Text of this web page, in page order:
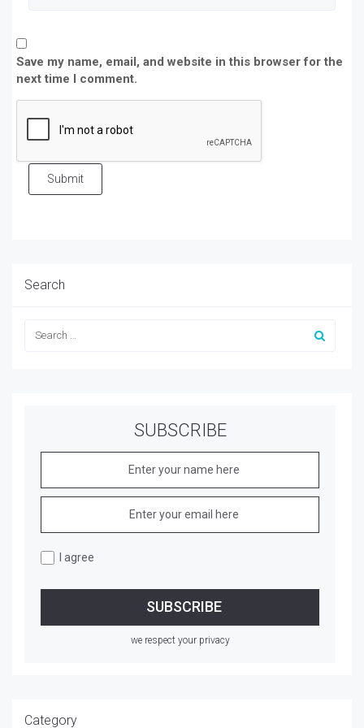
Save my name, email, and website in this browser for the
next time I comment.
Submit
Search
SUBSCRIBE
I agree
we respect your privacy
Category